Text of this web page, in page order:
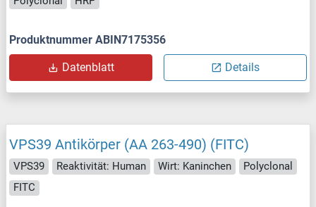
Produktnummer ABIN7175356
Datenblatt Details
VPS39 Antikörper (AA 263-490) (FITC)
VPS39 Reaktivität: Human Wirt: Kaninchen
Polyclonal
FITC